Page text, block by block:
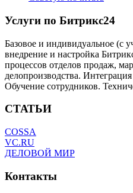
Услуги по Битрикс24
Базовое и индивидуальное (с
внедрение и настройка
процессов отделов продаж,
делопроизводства.
Обучение сотрудников.
СТАТЬИ
COSSA
VC.RU
ДЕЛОВОЙ МИР
Контакты